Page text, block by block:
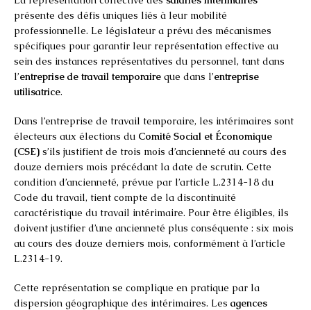
présente des défis uniques liés à leur mobilité
professionnelle. Le législateur a prévu des mécanismes
spécifiques pour garantir leur représentation effective au
sein des instances représentatives du personnel, tant dans
l’entreprise de travail temporaire que dans l’entreprise
utilisatrice.
Dans l’entreprise de travail temporaire, les intérimaires sont
électeurs aux élections du Comité Social et Économique
(CSE) s’ils justifient de trois mois d’ancienneté au cours des
douze derniers mois précédant la date de scrutin. Cette
condition d’ancienneté, prévue par l’article L.2314-18 du
Code du travail, tient compte de la discontinuité
caractéristique du travail intérimaire. Pour être éligibles, ils
doivent justifier d’une ancienneté plus conséquente : six mois
au cours des douze derniers mois, conformément à l’article
L.2314-19.
Cette représentation se complique en pratique par la
dispersion géographique des intérimaires. Les agences